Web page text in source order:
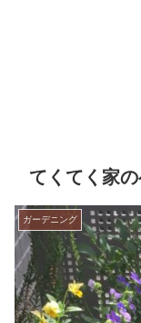
てくてく家
ガーデニング